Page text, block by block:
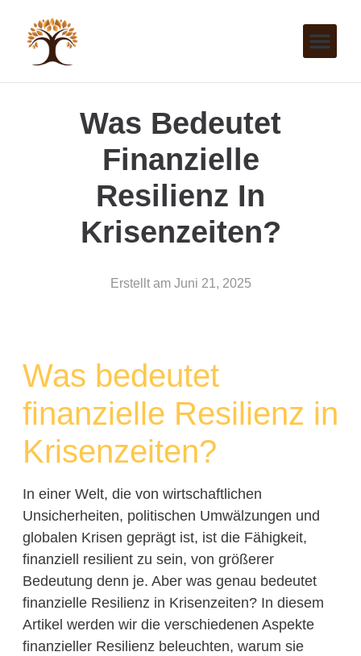
Was Bedeutet
Finanzielle
Resilienz In
Krisenzeiten?
Erstellt am Juni 21, 2025
Was bedeutet
finanzielle Resilienz in
Krisenzeiten?
In einer Welt, die von wirtschaftlichen
Unsicherheiten, politischen Umwälzungen und
globalen Krisen geprägt ist, ist die Fähigkeit,
finanziell resilient zu sein, von größerer
Bedeutung denn je. Aber was genau bedeutet
finanzielle Resilienz in Krisenzeiten? In diesem
Artikel werden wir die verschiedenen Aspekte
finanzieller Resilienz beleuchten, warum sie